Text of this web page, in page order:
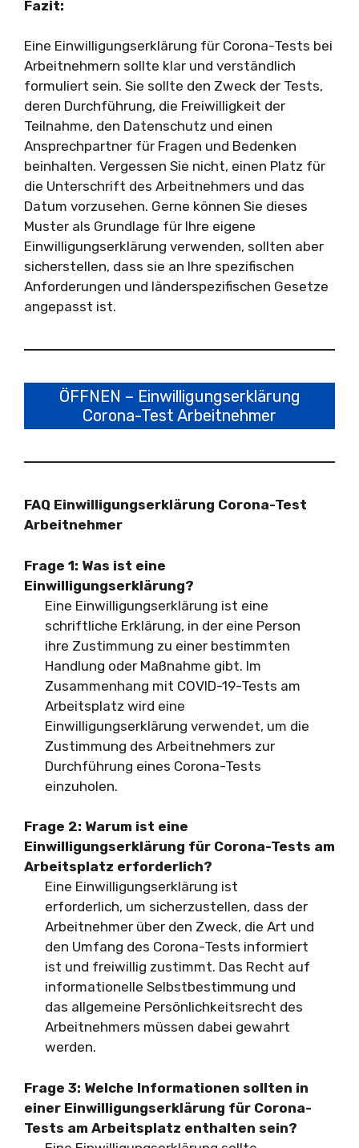
Fazit:
Eine Einwilligungserklärung für Corona-Tests bei
Arbeitnehmern sollte klar und verständlich
formuliert sein. Sie sollte den Zweck der Tests,
deren Durchführung, die Freiwilligkeit der
Teilnahme, den Datenschutz und einen
Ansprechpartner für Fragen und Bedenken
beinhalten. Vergessen Sie nicht, einen Platz für
die Unterschrift des Arbeitnehmers und das
Datum vorzusehen. Gerne können Sie dieses
Muster als Grundlage für Ihre eigene
Einwilligungserklärung verwenden, sollten aber
sicherstellen, dass sie an Ihre spezifischen
Anforderungen und länderspezifischen Gesetze
angepasst ist.
ÖFFNEN – Einwilligungserklärung
Corona-Test Arbeitnehmer
FAQ Einwilligungserklärung Corona-Test
Arbeitnehmer
Frage 1: Was ist eine
Einwilligungserklärung?
Eine Einwilligungserklärung ist eine
schriftliche Erklärung, in der eine Person
ihre Zustimmung zu einer bestimmten
Handlung oder Maßnahme gibt. Im
Zusammenhang mit COVID-19-Tests am
Arbeitsplatz wird eine
Einwilligungserklärung verwendet, um die
Zustimmung des Arbeitnehmers zur
Durchführung eines Corona-Tests
einzuholen.
Frage 2: Warum ist eine
Einwilligungserklärung für Corona-Tests am
Arbeitsplatz erforderlich?
Eine Einwilligungserklärung ist
erforderlich, um sicherzustellen, dass der
Arbeitnehmer über den Zweck, die Art und
den Umfang des Corona-Tests informiert
ist und freiwillig zustimmt. Das Recht auf
informationelle Selbstbestimmung und
das allgemeine Persönlichkeitsrecht des
Arbeitnehmers müssen dabei gewahrt
werden.
Frage 3: Welche Informationen sollten in
einer Einwilligungserklärung für Corona-
Tests am Arbeitsplatz enthalten sein?